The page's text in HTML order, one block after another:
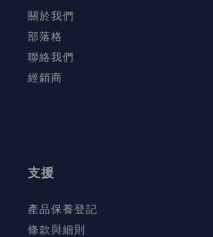
關於我們
部落格
聯絡我們
經銷商
支援
產品保養登記
條款與細則